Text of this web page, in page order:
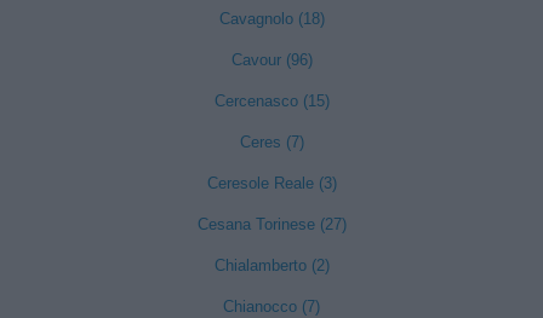
Cavagnolo (18)
Cavour (96)
Cercenasco (15)
Ceres (7)
Ceresole Reale (3)
Cesana Torinese (27)
Chialamberto (2)
Chianocco (7)